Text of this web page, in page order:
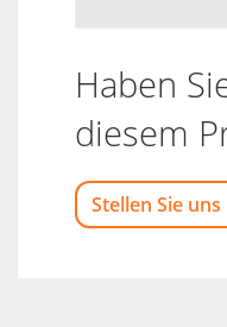
Haben
diesem
Stellen Sie